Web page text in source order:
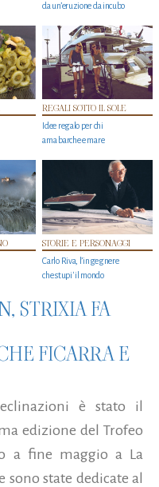
da un’eruzione da incubo
REGALI SOTTO IL SOLE
Idee regalo per chi
ama barche e mare
STORIE E PERSONAGGI
Carlo Riva, l’ingegnere
che stupi' il mondo
STRIXIA FA
FICARRA E
è stato il
edizione del Trofeo
a fine maggio a La
sono state dedicate al